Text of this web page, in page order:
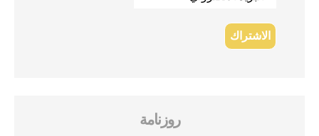
روزنامة